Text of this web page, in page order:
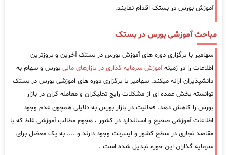
آموزش بورس در بستک اقدام نمایند.
مباحث آموزشی بورس در بستک
سهامیر با برگزاری دوره های آموزش بورس در بستک آخرین و بروزترین
اطلاعات را در زمینهآموزش سرمایه گذاری در بازارهای مالی بورس و سهام به
دانشپذیران ارائه میکند. سهامیر با برگزاری دوره های اموزشی بورس در بستک
توانسته بخش عمده ای از مشکلات رایج تحلیگران و معامله گران در بازار
بورس را کاهش دهد. فعالیت در بازار بورس به دلایلی همچون عدم وجود
اطلاعات آموزشی صحیح و استاندارد در کشور ، هجوم مطالب آموزشی غلط که با
مقاصد تجاری در سطح کشور و اینترنت وجود دارند و .... به یک معضل برای
سرمایه گذاران این حوزه تبدیل شده است .